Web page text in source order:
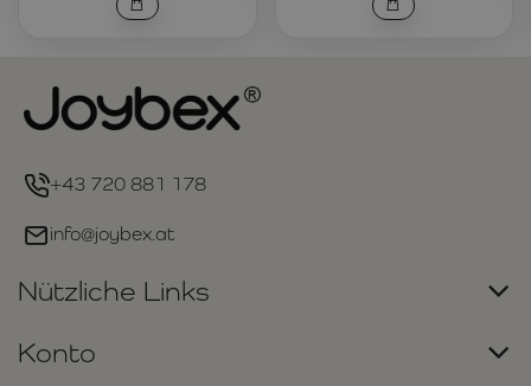
+43 720 881 178
info@joybex.at
Nützliche Links
Konto